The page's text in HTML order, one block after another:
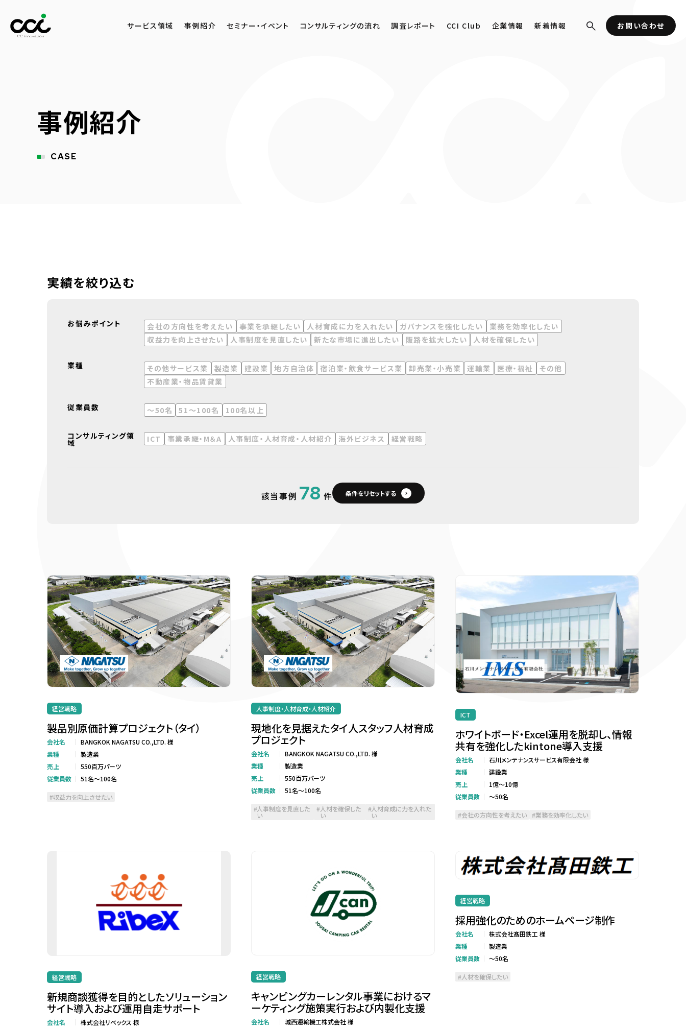
サービス領域 事例紹介 セミナー・イベント コンサルティングの流れ 調査レポート CCI Club 企業情報 新着情報 お問い合わせ
事例紹介
CASE
実績を絞り込む
お悩みポイント 会社の方向性を考えたい 事業を承継したい 人材育成に力を入れたい ガバナンスを強化したい
業務を効率化したい
収益力を向上させたい
人事制度を見直したい 新たな市場に進出したい 販路を拡大したい 人材を確保したい
業種 その他サービス業 製造業 建設業 地方自治体 宿泊業・飲食サービス業 卸売業・小売業 運輸業 医療・福祉
その他
不動産業・物品賃貸業
従業員数 ～50名 51～100名 100名以上
コンサルティング領
域 ICT 事業承継・M＆A 人事制度・人材育成・人材紹介 海外ビジネス 経営戦略
該当事例 78 件 条件をリセットする
経営戦略
製品別原価計算プロジェクト（タイ）
会社名
BANGKOK NAGATSU CO.,LTD. 様
業種
製造業
売上
550百万パーツ
従業員数
51名～100名
収益力を向上させたい
人事制度・人材育成・人材紹介
現地化を見据えたタイ人スタッフ人材育成
プロジェクト
会社名
BANGKOK NAGATSU CO.,LTD. 様
業種
製造業
売上
550百万パーツ
従業員数
51名～100名
人事制度を見直した
い
人材を確保した
い
人材育成に力を入れた
い
ICT
ホワイトボード・Excel運用を脱却し、情報
共有を強化したkintone導入支援
会社名
石川メンテナンスサービス有限会社 様
業種
建設業
売上
1億～10億
従業員数
～50名
会社の方向性を考えたい 業務を効率化したい
経営戦略
新規商談獲得を目的としたソリューション
サイト導入および運用自走サポート
会社名
株式会社リベックス 様
経営戦略
キャンピングカーレンタル事業におけるマ
ーケティング施策実行および内製化支援
会社名
城西運輸機工株式会社 様
経営戦略
採用強化のためのホームページ制作
会社名
株式会社髙田鉄工 様
業種
製造業
従業員数
～50名
人材を確保したい